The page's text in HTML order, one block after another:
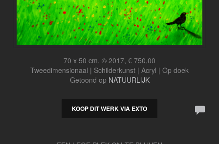
70 x 50 cm, © 2017, € 750,00
Tweedimensionaal | Schilderkunst | Acryl | Op doek
Getoond op NATUURLIJK
KOOP DIT WERK VIA EXTO